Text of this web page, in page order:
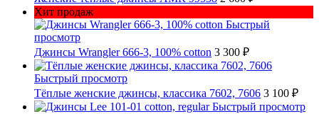
Хит продаж
Быстрый
просмотр
Джинсы Wrangler 666-3, 100% cotton 3 300 ₽
Быстрый просмотр
Тёплые женские джинсы, классика 7602, 7606 3 100 ₽
Быстрый просмотр